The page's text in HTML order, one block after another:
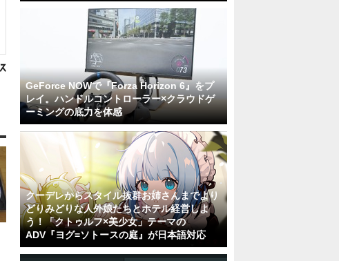
GeForce NOWで『Forza Horizon 6』をプ
レイ。ハンドルコントローラー×クラウドゲ
ーミングの底力を体感
クーデレからスタイル抜群お姉さんまでより
どりみどりな人外娘たちとホテル経営しよ
う！「クトゥルフ×美少女」テーマの
ADV『ヨグ=ソトースの庭』が日本語対応